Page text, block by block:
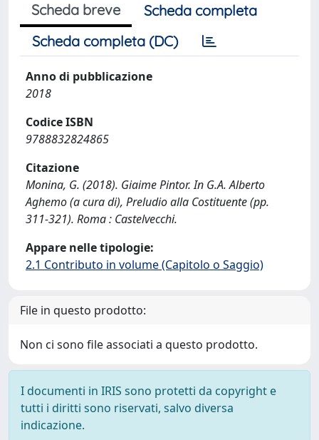
Scheda breve
Scheda completa
Scheda completa (DC)
Anno di pubblicazione
2018
Codice ISBN
9788832824865
Citazione
Monina, G. (2018). Giaime Pintor. In G.A. Alberto
Aghemo (a cura di), Preludio alla Costituente (pp.
311-321). Roma : Castelvecchi.
Appare nelle tipologie:
2.1 Contributo in volume (Capitolo o Saggio)
File in questo prodotto:
Non ci sono file associati a questo prodotto.
I documenti in IRIS sono protetti da copyright e
tutti i diritti sono riservati, salvo diversa
indicazione.